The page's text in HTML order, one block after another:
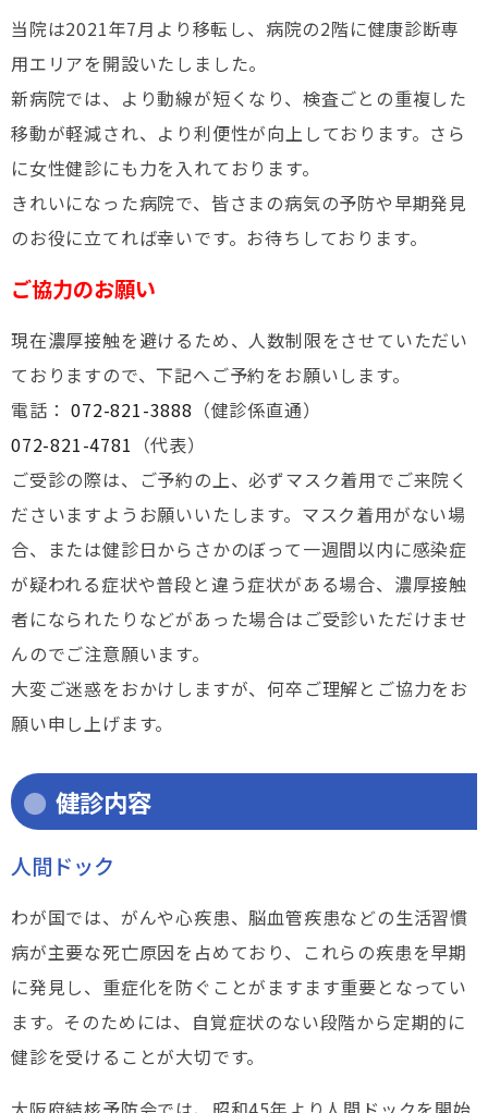
当院は2021年7月より移転し、病院の2階に健康診断専
用エリアを開設いたしました。
新病院では、より動線が短くなり、検査ごとの重複した
移動が軽減され、より利便性が向上しております。さら
に女性健診にも力を入れております。
きれいになった病院で、皆さまの病気の予防や早期発見
のお役に立てれば幸いです。お待ちしております。
ご協力のお願い
現在濃厚接触を避けるため、人数制限をさせていただい
ておりますので、下記へご予約をお願いします。
電話：072-821-3888 （健診係直通）
072-821-4781 （代表）
ご受診の際は、ご予約の上、必ずマスク着用でご来院く
ださいますようお願いいたします。マスク着用がない場
合、または健診日からさかのぼって一週間以内に感染症
が疑われる症状や普段と違う症状がある場合、濃厚接触
者になられたりなどがあった場合はご受診いただけませ
んのでご注意願います。
大変ご迷惑をおかけしますが、何卒ご理解とご協力をお
願い申し上げます。
健診内容
人間ドック
わが国では、がんや心疾患、脳血管疾患などの生活習慣
病が主要な死亡原因を占めており、これらの疾患を早期
に発見し、重症化を防ぐことがますます重要となってい
ます。そのためには、自覚症状のない段階から定期的に
健診を受けることが大切です。